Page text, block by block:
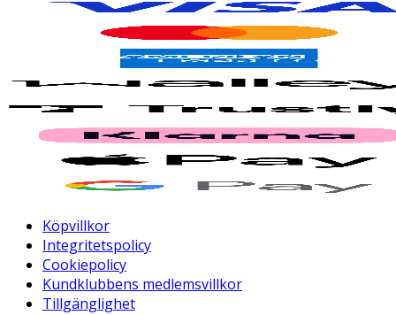
Köpvillkor
Integritetspolicy
Cookiepolicy
Kundklubbens medlemsvillkor
Tillgänglighet